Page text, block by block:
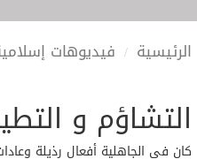
الرئيسية فيديوهات
التشاؤم و
كان في الجاهلية أفعال رذيلة